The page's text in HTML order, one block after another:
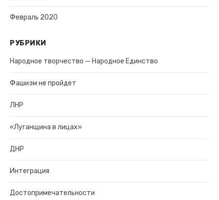
Февраль 2020
РУБРИКИ
Народное творчество — Народное Единство
Фашизм не пройдет
ЛНР
«Луганщина в лицах»
ДНР
Интеграция
Достопримечательности